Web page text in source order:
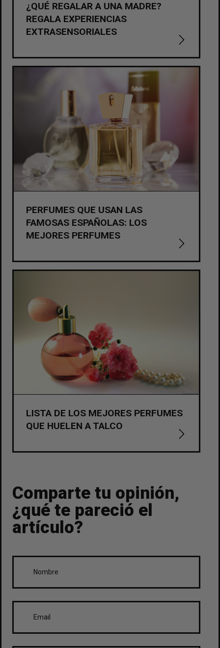
¿QUÉ REGALAR A UNA MADRE?
REGALA EXPERIENCIAS
EXTRASENSORIALES
PERFUMES QUE USAN LAS
FAMOSAS ESPAÑOLAS: LOS
MEJORES PERFUMES
LISTA DE LOS MEJORES PERFUMES
QUE HUELEN A TALCO
Comparte tu opinión,
¿qué te pareció el
artículo?